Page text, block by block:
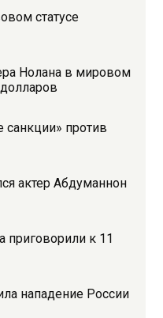
статусе
Нолана в мировом
против
актер Абдуманнон
к 11
нападение России